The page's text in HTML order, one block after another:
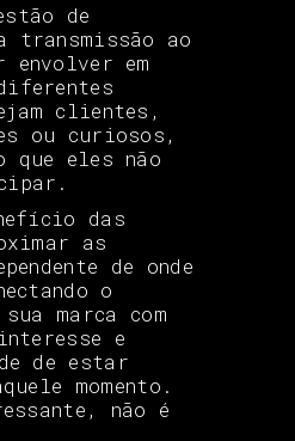
de
transmissão ao
envolver em
clientes,
ou curiosos,
que eles não
das
as
de onde
o
marca com
e
de estar
momento.
não é